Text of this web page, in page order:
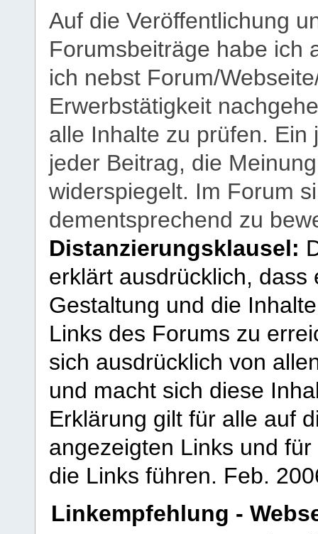
Auf die Veröffentlichung
Forumsbeiträge habe ich
ich nebst Forum/
Erwerbstätigkeit
alle Inhalte zu prüfen.
jeder Beitrag, die
widerspiegelt. Im Forum
dementsprechend zu
Distanzierungsklausel:
erklärt ausdrücklich,
Gestaltung und die
Links des Forums zu
sich ausdrücklich von
und macht sich diese
Erklärung gilt für alle auf
angezeigten Links und
die Links führen. Feb.
Linkempfehlung -